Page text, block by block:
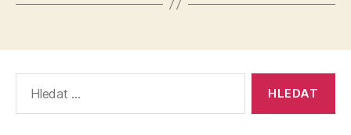
vyhledávání: